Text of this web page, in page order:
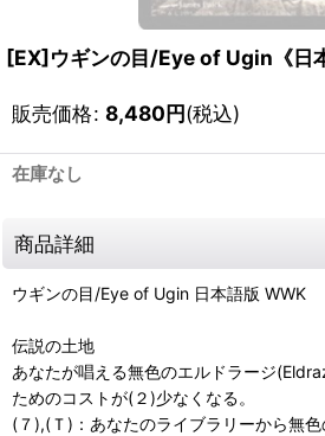
[EX]ウギンの目/Eye of Ugin《日
販売価格: 8,480円(税込)
在庫なし
商品詳細
ウギンの目/Eye of Ugin 日本語版 WWK
伝説の土地
あなたが唱える無色のエルドラージ
ためのコストが(２)少なくなる。
(７),(Ｔ)：あなたのライブラリーから無